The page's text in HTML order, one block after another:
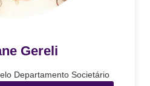
Gereli
Departamento Societário